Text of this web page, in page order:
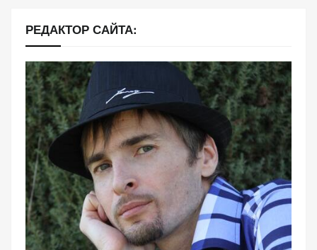
РЕДАКТОР САЙТА: